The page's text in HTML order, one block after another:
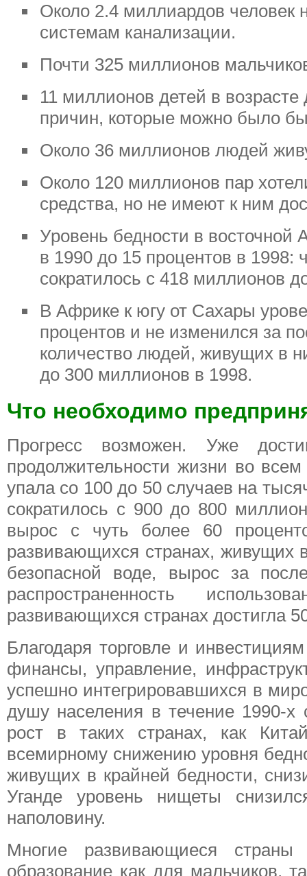
Около 2.4 миллиардов человек
системам канализации.
Почти 325 миллионов
11 миллионов детей в
причин, которые можно было
Около 36 миллионов людей
Около 120 миллионов пар
средства, но не имеют к ним
Уровень бедности в восточной
в 1990 до 15 процентов в
сократилось с 418 миллионов
В Африке к югу от Сахары
процентов и не изменился за
количество людей, живущих в
до 300 миллионов в 1998.
Что необходимо
Прогресс возможен. Уже
продолжительности жизни во
упала со 100 до 50 случаев на
сократилось с 900 до 800
вырос с чуть более 60
развивающихся странах, живущих
безопасной воде, вырос за
распространенность
развивающихся странах достигла
Благодаря торговле и
финансы, управление,
успешно интегрировавшихся в
душу населения в течение 1990-х
рост в таких странах, как
всемирному снижению уровня
живущих в крайней бедности,
Уганде уровень нищеты
наполовину.
Многие развивающиеся
образование как для мальчиков,